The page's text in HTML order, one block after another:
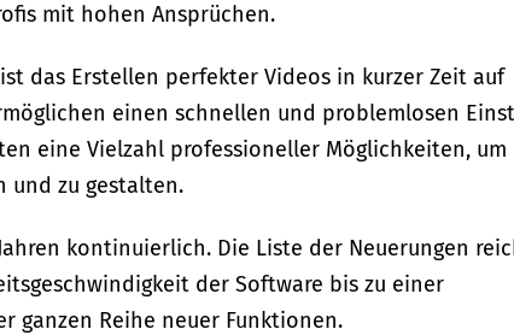
mit hohen Ansprüchen.
das Erstellen perfekter Videos in kurzer Zeit auf
einen schnellen und problemlosen
eine Vielzahl professioneller Möglichkeiten, um
und zu gestalten.
kontinuierlich. Die Liste der Neuerungen
der Software bis zu einer
ganzen Reihe neuer Funktionen.